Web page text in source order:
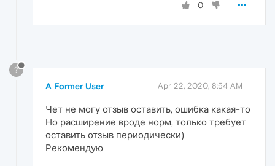
0
?
A Former User Apr 22, 2020, 8:54 AM
Чет не могу отзыв оставить, ошибка какая-то
Но расширение вроде норм, только требует
оставить отзыв периодически)
Рекомендую